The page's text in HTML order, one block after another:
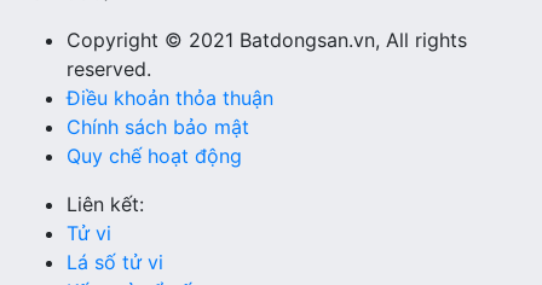
Copyright © 2021 Batdongsan.vn, All rights
reserved.
Điều khoản thỏa thuận
Chính sách bảo mật
Quy chế hoạt động
Liên kết:
Tử vi
Lá số tử vi